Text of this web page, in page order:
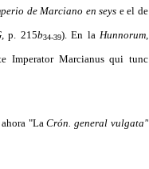
de Marciano en seys e el de
p. 215b34-39). En la Hunnorum,
Imperator Marcianus qui tunc
ahora "LaCrón. general vulgata"